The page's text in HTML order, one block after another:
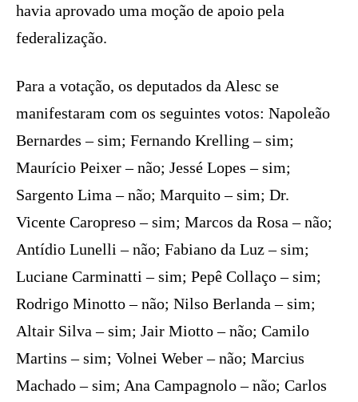
havia aprovado uma moção de apoio pela
federalização.
Para a votação, os deputados da Alesc se
manifestaram com os seguintes votos: Napoleão
Bernardes – sim; Fernando Krelling – sim;
Maurício Peixer – não; Jessé Lopes – sim;
Sargento Lima – não; Marquito – sim; Dr.
Vicente Caropreso – sim; Marcos da Rosa – não;
Antídio Lunelli – não; Fabiano da Luz – sim;
Luciane Carminatti – sim; Pepê Collaço – sim;
Rodrigo Minotto – não; Nilso Berlanda – sim;
Altair Silva – sim; Jair Miotto – não; Camilo
Martins – sim; Volnei Weber – não; Marcius
Machado – sim; Ana Campagnolo – não; Carlos